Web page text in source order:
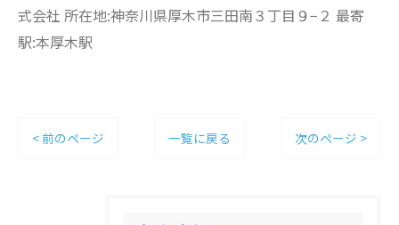
式会社 所在地:神奈川県厚木市三田南３丁目９−２ 最寄
駅:本厚木駅
< 前のページ 一覧に戻る 次のページ >